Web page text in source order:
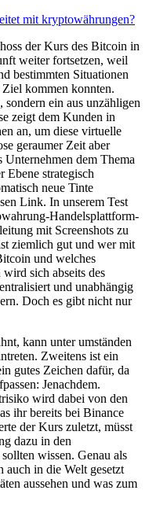
mit kryptowährungen?
der Kurs des Bitcoin in
weiter fortsetzen, weil
bestimmten Situationen
kommen konnten.
ein aus unzähligen
zeigt dem Kunden in
an, um diese virtuelle
geraumer Zeit aber
Unternehmen dem Thema
Ebene strategisch
neue Tinte
Link. In unserem Test
Handelsplattform-
mit Screenshots zu
ziemlich gut und wer mit
und welches
sich abseits des
und unabhängig
Doch es gibt nicht nur
kann unter umständen
Zweitens ist ein
gutes Zeichen dafür, da
Jenachdem.
wird dabei von den
ihr bereits bei Binance
der Kurs zuletzt, müsst
dazu in den
wissen. Genau als
auch in die Welt gesetzt
aussehen und was zum